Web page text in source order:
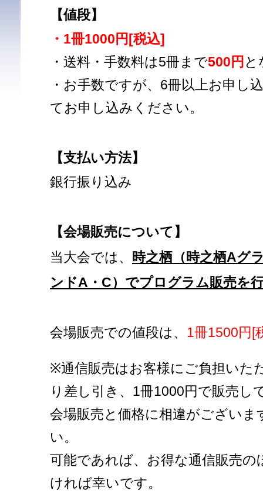
【値段】
・1冊1000円[税込]
・送料・手数料は5冊まで500円 と
・お手数ですが、6冊以上お申し
てお申し込みください。
【支払い方法】
銀行振り込み
【会場販売について】
当大会では、 時之栖（時之栖Aグ
ンドA・C）でプログラム販売を
会場販売での値段は、 1冊1500円[
※通信販売はお客様にご負担いた
り差し引き、1冊1000円で販売し
会場販売と価格に相違がござい
い。
可能であれば、お得な通信販売
ければ幸いです。